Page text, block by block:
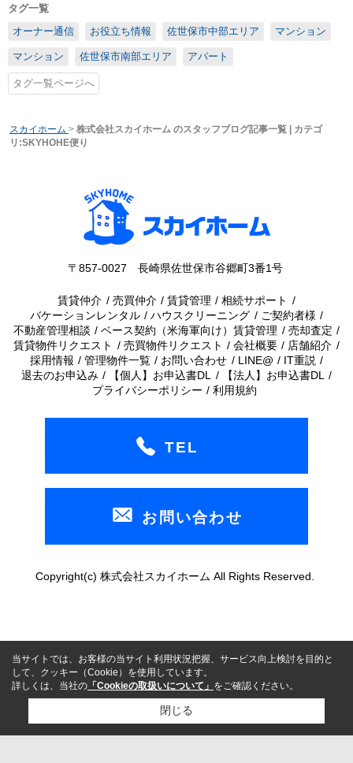
タグ一覧
オーナー通信
お役立ち情報 佐世保市中部エリア マンション
マンション 佐世保市南部エリア アパート
タグ一覧ページへ
スカイホーム > 株式会社スカイホーム のスタッフブログ記事一覧 | カテゴ
リ:SKYHOHE便り
〒857-0027 長崎県佐世保市谷郷町3番1号
賃貸仲介 売買仲介 賃貸管理
相続サポート
バケーションレンタル
ハウスクリーニング
ご契約者様
不動産管理相談
ベース契約（米海軍向け）賃貸管理
売却査定
賃貸物件リクエスト
売買物件リクエスト 会社概要
店舗紹介
採用情報
管理物件一覧 お問い合わせ LINE@
IT重説
退去のお申込み
【個人】お申込書DL
【法人】お申込書DL
プライバシーポリシー
利用規約
TEL
お問い合わせ
Copyright(c) 株式会社スカイホーム All Rights Reserved.
当サイトでは、お客様の当サイト利用状況把握、サービス向上検討を目的と
して、クッキー（Cookie）を使用しています。
詳しくは、当社の 「Cookieの取扱いについて」 をご確認ください。
閉じる